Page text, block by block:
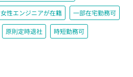
女性エンジニアが在籍 一部在宅勤務可
原則定時退社 時短勤務可